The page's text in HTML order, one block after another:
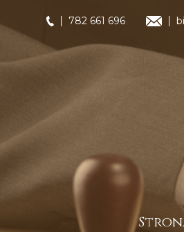
782 661 696